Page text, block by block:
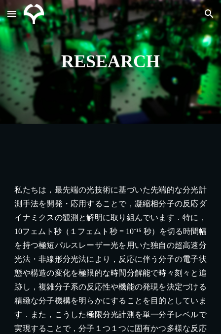
Skip to main content Skip to navigation
RESEARCH
私たちは，最先端の光技術に基づいた先端的な分光計
測手法を開発・応用することで，凝縮相分子の反応ダ
イナミクスの観測と解明に取り組んでいます．特に，
10フェムト秒（１フェムト秒 = 10⁻¹⁵ 秒）を切る時間幅
を持つ極短パルスレーザー光を用いた独自の超高速分
光法・非線形分光法により，反応に伴う分子の電子状
態や構造の変化を極限的な時間分解能で時々刻々と追
跡し，複雑分子系の反応性や機能の発現を決定づける
精緻な分子機構を明らかにすることを目的としていま
す．また，こうした極限分光計測を単一分子レベルで
実現することで，分子１つ１つに固有かつ多様な反応